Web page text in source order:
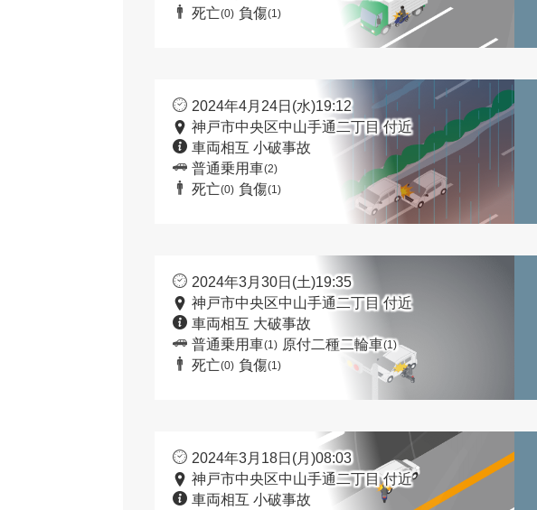
死亡(0) 負傷(1)
2024年4月24日(水)19:12
神戸市中央区中山手通二丁目 付近
車両相互 小破事故
普通乗用車(2)
死亡(0) 負傷(1)
2024年3月30日(土)19:35
神戸市中央区中山手通二丁目 付近
車両相互 大破事故
普通乗用車(1) 原付二種二輪車(1)
死亡(0) 負傷(1)
2024年3月18日(月)08:03
神戸市中央区中山手通二丁目 付近
車両相互 小破事故